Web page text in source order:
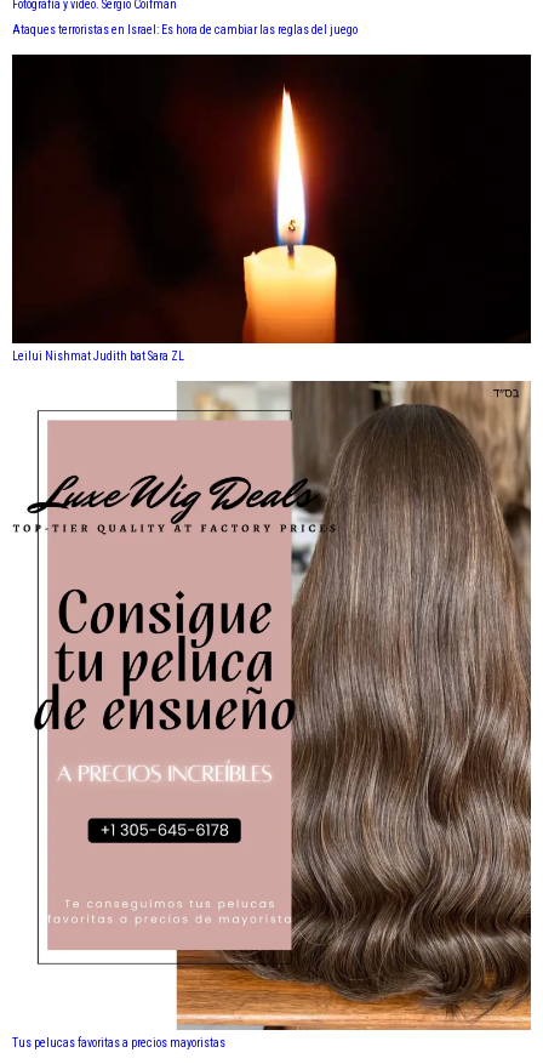
Fotógrafía y video. Sergio Coifman
Ataques terroristas en Israel: Es hora de cambiar las reglas del juego
Leilui Nishmat Judith bat Sara ZL
Tus pelucas favoritas a precios mayoristas